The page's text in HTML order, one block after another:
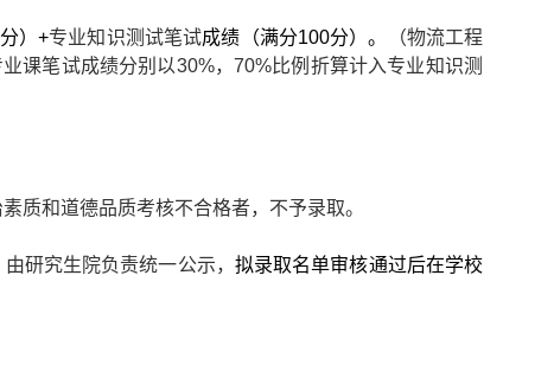
分） +专业知识测试笔试成绩 （满分100分）。
（物流工程
课笔试成绩分别以30%，70%比例折算计入专业知识测
质和道德品质考核不合格者，不予录取。
由研究生院负责统一公示， 拟录取名单审核通过后在学校